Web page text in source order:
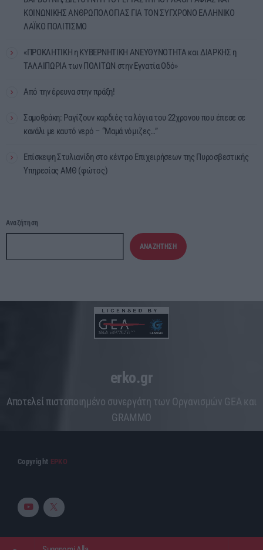
ΚΟΙΝΩΝΙΚΗΣ ΑΝΘΡΩΠΟΛΟΓΙΑΣ ΓΙΑ ΤΟΝ ΣΥΓΧΡΟΝΟ ΕΛΛΗΝΙΚΟ
ΛΑΪΚΟ ΠΟΛΙΤΙΣΜΟ
«ΠΡΟΚΛΗΤΙΚΗ η ΚΥΒΕΡΝΗΤΙΚΗ ΑΝΕΥΘΥΝΟΤΗΤΑ και ΔΙΑΡΚΗΣ η
ΤΑΛΑΙΠΩΡΙΑ των ΠΟΛΙΤΩΝ στην Εγνατία Οδό»
Από την έρευνα στην πράξη!
Σαμοθράκη: Ραγίζουν καρδιές τα λόγια του 22χρονου που έπεσε σε
κανάλι με καυτό νερό – “Μαμά νόμιζες…”
Επίσκεψη Στυλιανίδη στο κέντρο Επιχειρήσεων της Πυροσβεστικής
Υπηρεσίας ΑΜΘ (φώτος)
Αναζήτηση
ΑΝΑΖΉΤΗΣΗ
erko.gr
Aποτελεί πιστοποιημένο συνεργάτη των Οργανισμών GEA και
GRAMMO
Copyright ΕΡΚΟ